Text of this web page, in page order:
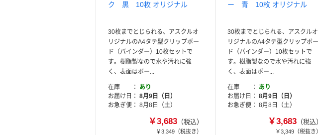
ク 黒 10枚 オリジナル
30枚までとじられる、アスクルオ
リジナルのA4タテ型クリップボー
ド（バインダー）10枚セットで
す。樹脂製なので水や汚れに強
く、表面はボー...
在庫
あり
お届け日
8月9日（日）
お急ぎ便
8月8日（土）
￥3,683（税込）
￥3,349（税抜き）
ー 青 10枚 オリジナル
30枚までとじられる、アスクルオ
リジナルのA4タテ型クリップボー
ド（バインダー）10枚セットで
す。樹脂製なので水や汚れに強
く、表面はボー...
在庫
あり
お届け日
8月9日（日）
お急ぎ便
8月8日（土）
￥3,683（税込）
￥3,349（税抜き）